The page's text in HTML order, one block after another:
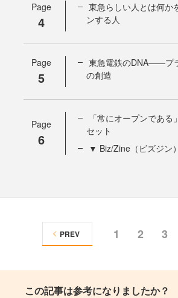
Page
4
東急らしい人とは何
ンする人
Page
5
東急電鉄のDNA――プ
の創造
Page
6
「常にオープンであ
セット
▼ Biz/Zine（ビズジン
1 2 3
PREV
この記事は参考になりましたか？